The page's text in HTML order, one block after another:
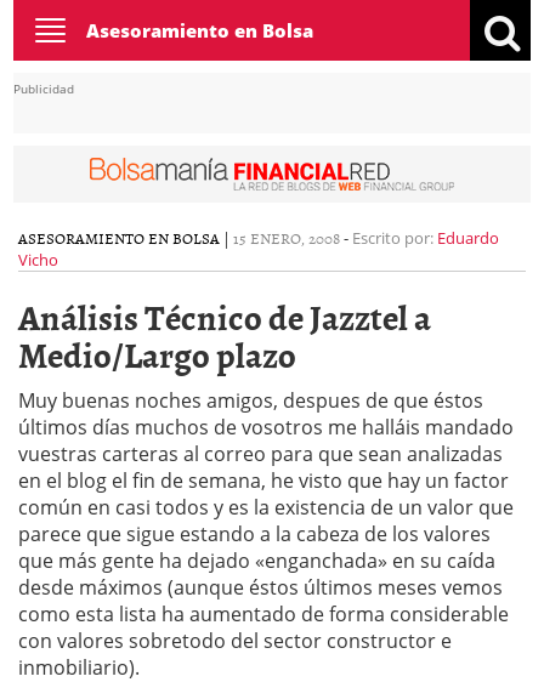
Toggle
navigation
Asesoramiento en Bolsa
Publicidad
ASESORAMIENTO EN BOLSA | 15 ENERO, 2008- Escrito por: Eduardo
Vicho
Análisis Técnico de Jazztel a
Medio/Largo plazo
Muy buenas noches amigos, despues de que éstos
últimos días muchos de vosotros me halláis mandado
vuestras carteras al correo para que sean analizadas
en el blog el fin de semana, he visto que hay un factor
común en casi todos y es la existencia de un valor que
parece que sigue estando a la cabeza de los valores
que más gente ha dejado «enganchada» en su caída
desde máximos (aunque éstos últimos meses vemos
como esta lista ha aumentado de forma considerable
con valores sobretodo del sector constructor e
inmobiliario).